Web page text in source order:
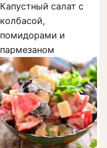
Капустный салат с
колбасой,
помидорами и
пармезаном